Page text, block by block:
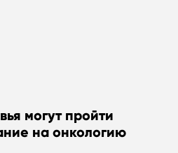
могут пройти
на онкологию